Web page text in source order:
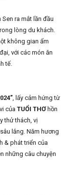
ra mắt lần đầu
lòng du khách.
không gian ẩm
với các món ăn
tế.
, lấy cảm hứng từ
của TUỔI THƠhồn
thử thách, vị
sâu lắng. Năm hương
& phát triển của
những câu chuyện